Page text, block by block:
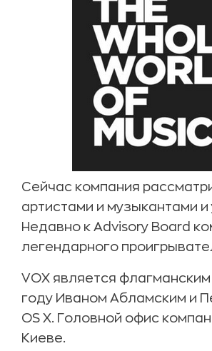
Сейчас компания
артистами и музыкантами
Недавно к Advisory Board
легендарного
VOX является
году Иваном Абламским и
OS X. Головной офис
Киеве.